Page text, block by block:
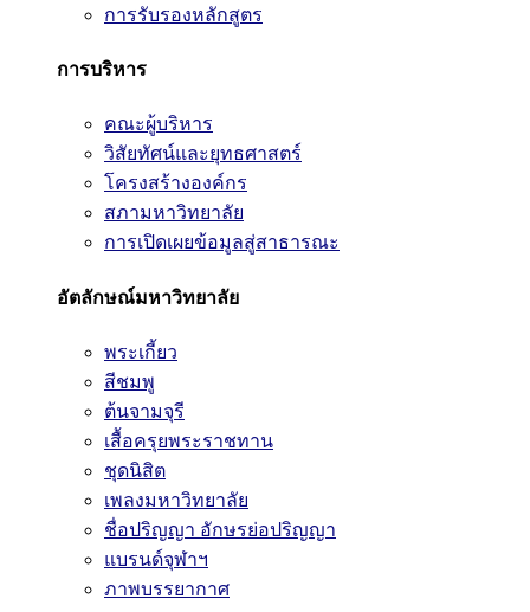
การรับรองหลักสูตร
การบริหาร
คณะผู้บริหาร
วิสัยทัศน์และยุทธศาสตร์
โครงสร้างองค์กร
สภามหาวิทยาลัย
การเปิดเผยข้อมูลสู่สาธารณะ
อัตลักษณ์มหาวิทยาลัย
พระเกี้ยว
สีชมพู
ต้นจามจุรี
เสื้อครุยพระราชทาน
ชุดนิสิต
เพลงมหาวิทยาลัย
ชื่อปริญญา อักษรย่อปริญญา
แบรนด์จุฬาฯ
ภาพบรรยากาศ